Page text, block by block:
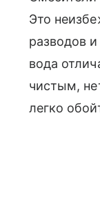
Это
разводов
вода
чистым,
легко